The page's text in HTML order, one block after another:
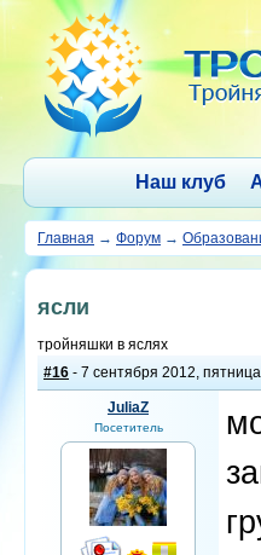
Наш клуб
Главная → Форум →
ясли
тройняшки в яслях
#16 - 7 сентября 2012, пятница
JuliaZ
Посетитель